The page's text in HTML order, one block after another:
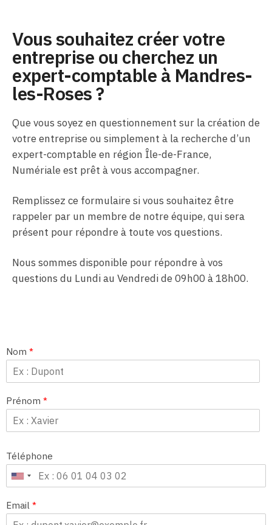
Vous souhaitez créer votre
entreprise ou cherchez un
expert-comptable à Mandres-
les-Roses ?
Que vous soyez en questionnement sur la création de
votre entreprise ou simplement à la recherche d’un
expert-comptable en région Île-de-France,
Numériale est prêt à vous accompagner.
Remplissez ce formulaire si vous souhaitez être
rappeler par un membre de notre équipe, qui sera
présent pour répondre à toute vos questions.
Nous sommes disponible pour répondre à vos
questions du Lundi au Vendredi de 09h00 à 18h00.
Nom *
Prénom *
Téléphone
Email *